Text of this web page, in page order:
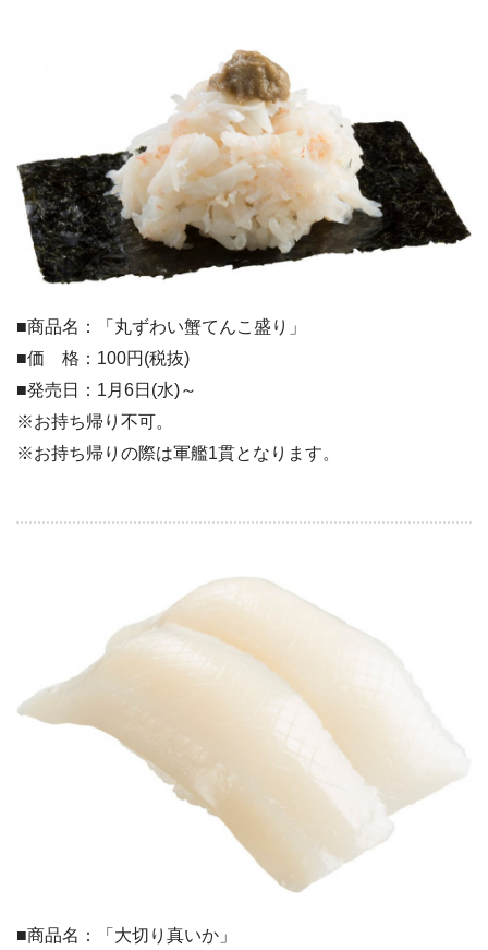
■商品名：「丸ずわい蟹てんこ盛り」
■価 格：100円(税抜)
■発売日：1月6日(水)～
※お持ち帰り不可。
※お持ち帰りの際は軍艦1貫となります。
■商品名：「大切り真いか」